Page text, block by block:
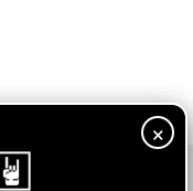
×